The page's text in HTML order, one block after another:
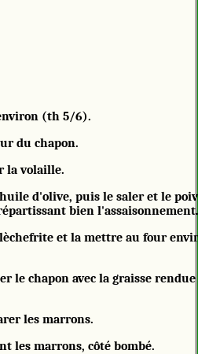
(th 5/6).
du chapon.
la volaille.
d'olive, puis le saler et le
bien
et la mettre au four
le chapon avec la graisse
les marrons.
les marrons, côté bombé.